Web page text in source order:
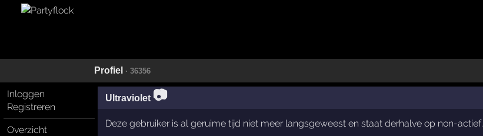
Profiel · 36356
Inloggen
Registreren
Overzicht
Ultraviolet 📷
Deze gebruiker is al geruime tijd niet meer langsgeweest en staat derhalve op non-actief.